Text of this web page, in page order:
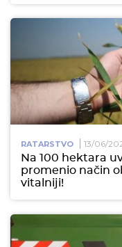
RATARSTVO 13/06/
Na 100 hektara
promenio način
vitalniji!